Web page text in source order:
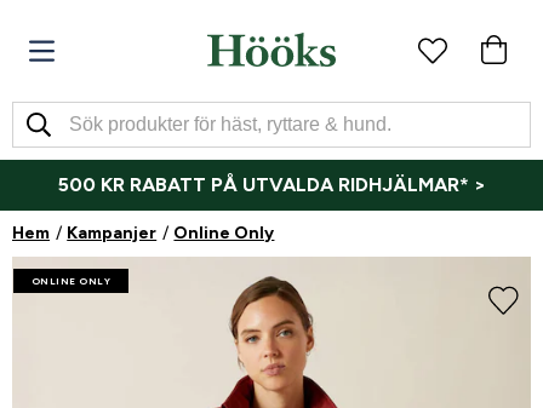
500 KR RABATT PÅ UTVALDA RIDHJÄLMAR* >
Hem Kampanjer Online Only
ONLINE ONLY